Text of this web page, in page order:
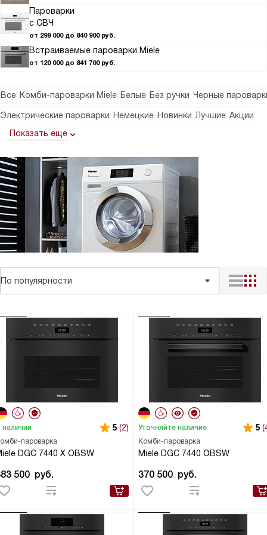
Пароварки
с СВЧ
от 299 000 до 840 900 руб.
Встраиваемые пароварки Miele
от 120 000 до 841 700 руб.
Все Комби-пароварки Miele Белые Без ручки Черные
Электрические пароварки Немецкие Новинки Лучшие Акции
Показать еще
По популярности
пароварка
DGC 7440 X OBSW
наличии 5 (2)
500 руб.
Комби-пароварка
Miele DGC 7440 OBSW
Уточняйте наличие 5
370 500 руб.